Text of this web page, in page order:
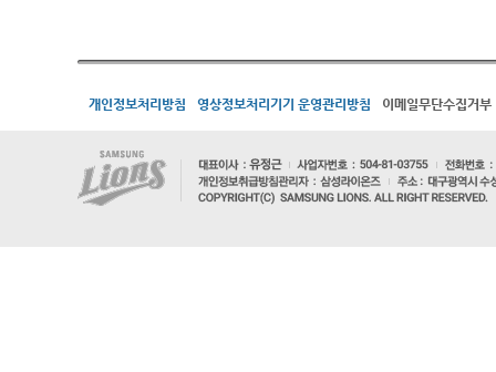
개인정보처리방침 영상정보처리기기 운영관리방침 이메일무단수집거부